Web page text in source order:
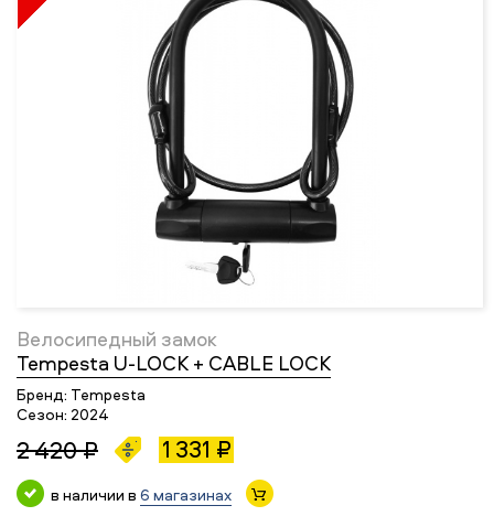
Велосипедный замок
Tempesta U-LOCK + CABLE LOCK
Бренд: Tempesta
Сезон: 2024
2 420 ₽ 1 331 ₽
в наличии в 6 магазинах